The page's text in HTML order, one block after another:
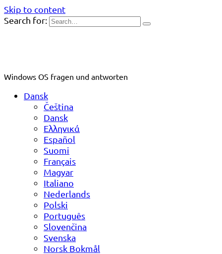
Skip to content
Search for:
Windows OS fragen und antworten
Dansk
Čeština
Dansk
Ελληνικά
Español
Suomi
Français
Magyar
Italiano
Nederlands
Polski
Português
Slovenčina
Svenska
Norsk Bokmål